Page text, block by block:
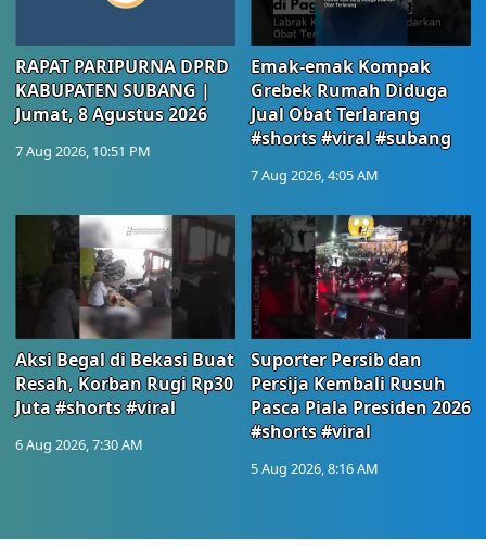
RAPAT PARIPURNA DPRD
KABUPATEN SUBANG |
Jumat, 8 Agustus 2026
7 Aug 2026, 10:51 PM
Emak-emak Kompak
Grebek Rumah Diduga
Jual Obat Terlarang
#shorts #viral #subang
7 Aug 2026, 4:05 AM
Aksi Begal di Bekasi Buat
Resah, Korban Rugi Rp30
Juta #shorts #viral
6 Aug 2026, 7:30 AM
Suporter Persib dan
Persija Kembali Rusuh
Pasca Piala Presiden 2026
#shorts #viral
5 Aug 2026, 8:16 AM